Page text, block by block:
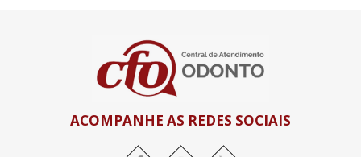
ACOMPANHE AS REDES SOCIAIS